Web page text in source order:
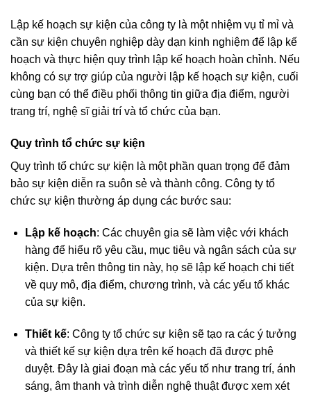
Lập kế hoạch sự kiện của công ty là một nhiệm vụ tỉ mỉ và
cần sự kiện chuyên nghiệp dày dạn kinh nghiệm để lập kế
hoạch và thực hiện quy trình lập kế hoạch hoàn chỉnh. Nếu
không có sự trợ giúp của người lập kế hoạch sự kiện, cuối
cùng bạn có thể điều phối thông tin giữa địa điểm, người
trang trí, nghệ sĩ giải trí và tổ chức của bạn.
Quy trình tổ chức sự kiện
Quy trình tổ chức sự kiện là một phần quan trọng để đảm
bảo sự kiện diễn ra suôn sẻ và thành công. Công ty tổ
chức sự kiện thường áp dụng các bước sau:
Lập kế hoạch: Các chuyên gia sẽ làm việc với khách
hàng để hiểu rõ yêu cầu, mục tiêu và ngân sách của sự
kiện. Dựa trên thông tin này, họ sẽ lập kế hoạch chi tiết
về quy mô, địa điểm, chương trình, và các yếu tố khác
của sự kiện.
Thiết kế: Công ty tổ chức sự kiện sẽ tạo ra các ý tưởng
và thiết kế sự kiện dựa trên kế hoạch đã được phê
duyệt. Đây là giai đoạn mà các yếu tố như trang trí, ánh
sáng, âm thanh và trình diễn nghệ thuật được xem xét